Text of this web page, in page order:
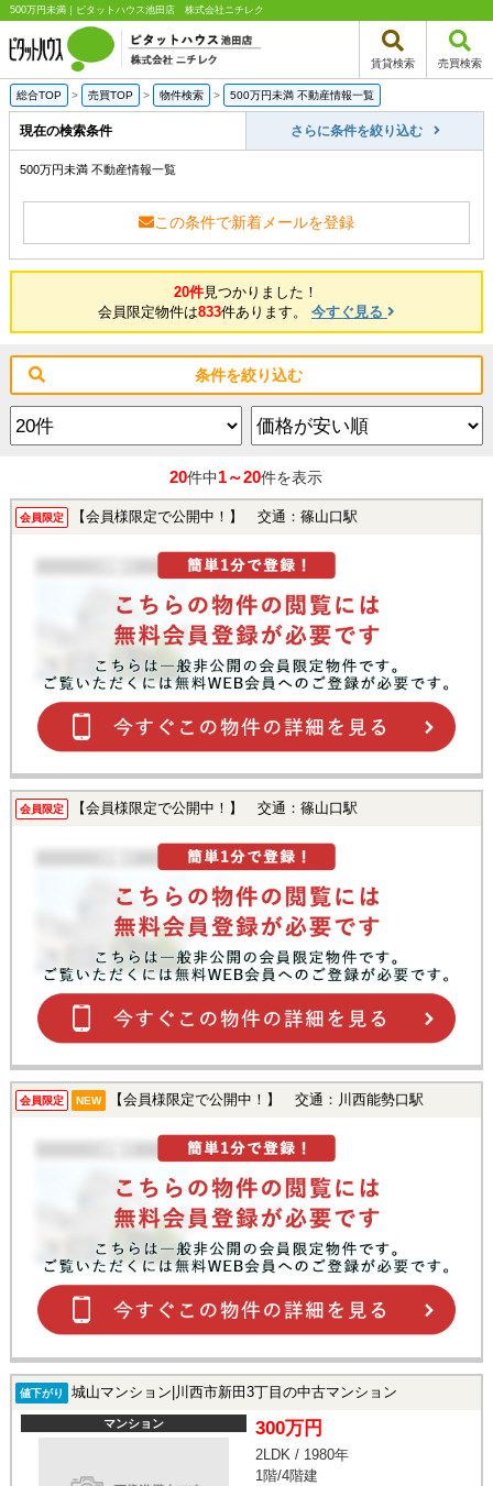
500万円未満｜ピタットハウス池田店 株式会社ニチレク
賃貸検索 売買検索
総合TOP > 売買TOP > 物件検索 > 500万円未満 不動産情報一覧
現在の検索条件 さらに条件を絞り込む
500万円未満 不動産情報一覧
この条件で新着メールを登録
20件見つかりました！
会員限定物件は833件あります。 今すぐ見る
条件を絞り込む
20件中1～20件を表示
会員限定 【会員様限定で公開中！】 交通：篠山口駅
会員限定 【会員様限定で公開中！】 交通：篠山口駅
会員限定 NEW 【会員様限定で公開中！】 交通：川西能勢口駅
値下がり 城山マンション|川西市新田3丁目の中古マンション
マンション 300万円
2LDK / 1980年
1階/4階建